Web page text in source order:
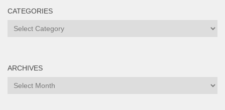
CATEGORIES
Categories
ARCHIVES
Archives